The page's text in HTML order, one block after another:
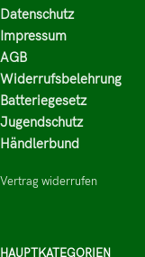
Datenschutz
Impressum
AGB
Widerrufsbelehrung
Batteriegesetz
Jugendschutz
Händlerbund
Vertrag widerrufen
HAUPTKATEGORIEN